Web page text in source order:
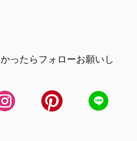
かったらフォローお願いし